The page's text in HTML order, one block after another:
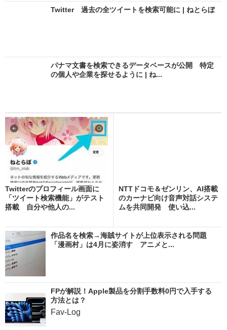
Twitter 過去の全ツイートを検索可能に | ねとらぼ
パナマ文書を検索できるデータベースが公開 特定
の個人や企業を探せるように | ね...
Twitterのプロフィール画面に
「ツイート検索機能」がテスト
搭載 自分や他人の...
NTTドコモ＆ゼンリン、AI搭載
のカーナビ向け音声対話システ
ムを共同開発 使い込...
作品名を検索→海賊サイトが上位表示される問題
「漫画村」は4月に姿消す アニメと...
FPが解説！Apple製品を分割手数料0円で入手する
方法とは？
Fav-Log